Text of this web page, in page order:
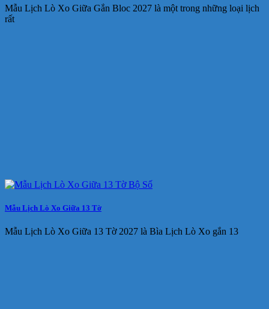
Mẫu Lịch Lò Xo Giữa Gắn Bloc 2027 là một trong những loại lịch
rất
Mẫu Lịch Lò Xo Giữa 13 Tờ
Mẫu Lịch Lò Xo Giữa 13 Tờ 2027 là Bìa Lịch Lò Xo gắn 13